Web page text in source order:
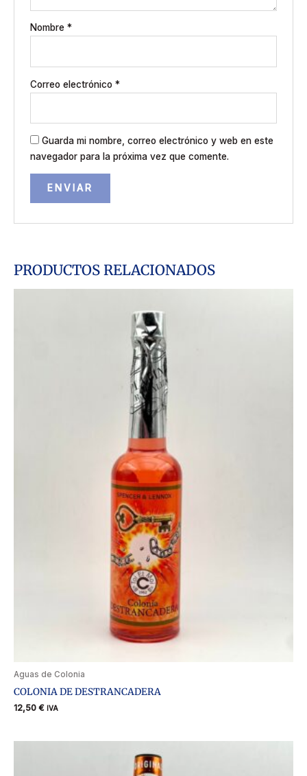
Nombre *
Correo electrónico *
Guarda mi nombre, correo electrónico y web en este
navegador para la próxima vez que comente.
PRODUCTOS RELACIONADOS
Aguas de Colonia
COLONIA DE DESTRANCADERA
12,50 € IVA